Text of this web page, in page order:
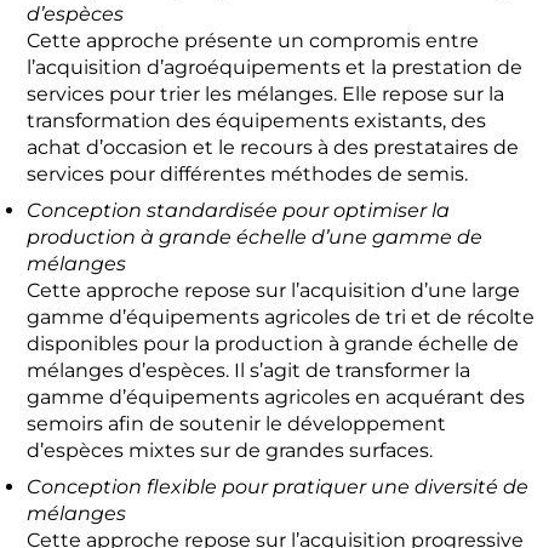
d’espèces
Cette approche présente un compromis entre
l’acquisition d’agroéquipements et la prestation de
services pour trier les mélanges. Elle repose sur la
transformation des équipements existants, des
achat d’occasion et le recours à des prestataires de
services pour différentes méthodes de semis.
Conception standardisée pour optimiser la
production à grande échelle d’une gamme de
mélanges
Cette approche repose sur l’acquisition d’une large
gamme d’équipements agricoles de tri et de récolte
disponibles pour la production à grande échelle de
mélanges d’espèces. Il s’agit de transformer la
gamme d’équipements agricoles en acquérant des
semoirs afin de soutenir le développement
d’espèces mixtes sur de grandes surfaces.
Conception flexible pour pratiquer une diversité de
mélanges
Cette approche repose sur l’acquisition progressive